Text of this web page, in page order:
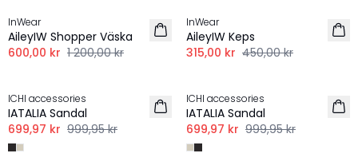
InWear
AileyIW Shopper Väska
600,00 kr 1 200,00 kr
InWear
AileyIW Keps
315,00 kr 450,00 kr
ICHI accessories
IATALIA Sandal
699,97 kr 999,95 kr
ICHI accessories
IATALIA Sandal
699,97 kr 999,95 kr
-30% -40%